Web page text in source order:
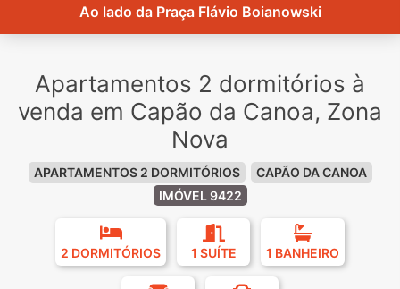
Ao lado da Praça Flávio Boianowski
Apartamentos 2 dormitórios à
venda em Capão da Canoa, Zona
Nova
APARTAMENTOS 2 DORMITÓRIOS
CAPÃO DA CANOA
IMÓVEL 9422
2 DORMITÓRIOS 1 SUÍTE 1 BANHEIRO